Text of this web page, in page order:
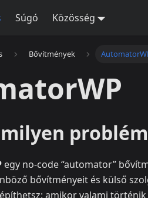
Súgó Közösség
Bővítmények
egy no‑code “automator”
bővítményeit és külső
építhetsz: amikor valami történik